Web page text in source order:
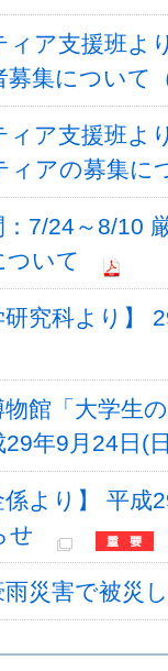
ィア支援班よ
募集について
ィア支援班よ
ィアの募集に
：7/24～8/
ついて
研究科より】
物館「大学生
年9月24日(
係より】 平
せ
雨災害で被災